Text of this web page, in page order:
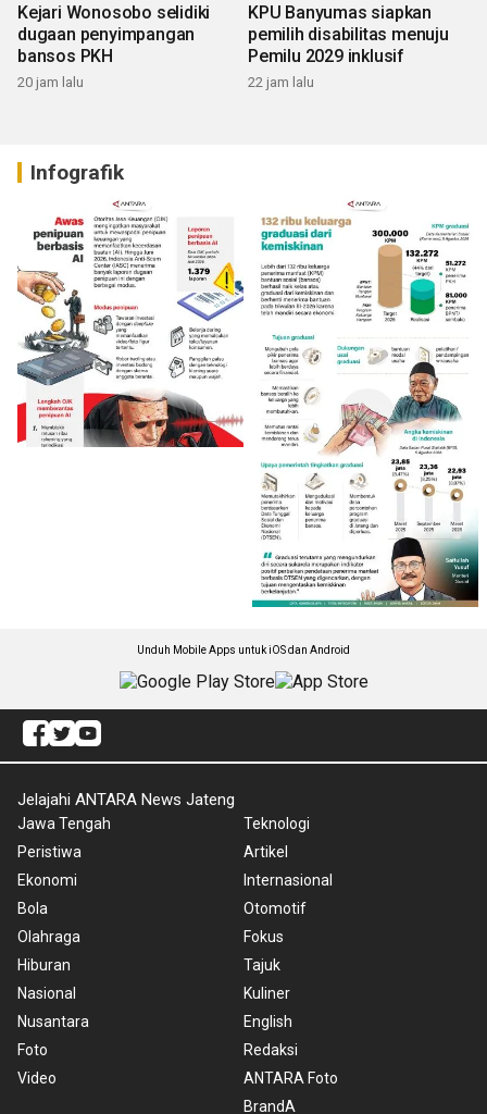
Kejari Wonosobo selidiki
dugaan penyimpangan
bansos PKH
20 jam lalu
KPU Banyumas siapkan
pemilih disabilitas menuju
Pemilu 2029 inklusif
22 jam lalu
Infografik
Unduh Mobile Apps untuk iOS dan Android
Jelajahi ANTARA News Jateng
Jawa Tengah
Peristiwa
Ekonomi
Bola
Olahraga
Hiburan
Nasional
Nusantara
Foto
Video
Teknologi
Artikel
Internasional
Otomotif
Fokus
Tajuk
Kuliner
English
Redaksi
ANTARA Foto
BrandA